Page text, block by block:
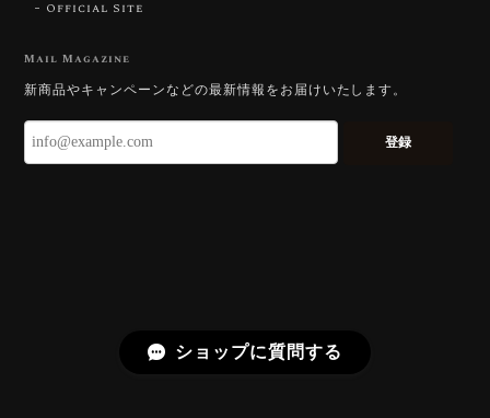
ずっと待ち望んでいたカットを運よく購入できて嬉し
いです。 ウルウルとギラギラを一度に見ることができ
る不思議なカットだと感じました。強い煌めきだけで
で、そう感じていただけたことがなにより
です。Star Rose Cut™ は中心から外へ広
Official Site
Mail Magazine
新商品やキャンペーンなどの最新情報をお届けいたします。
登録
ショップに質問する